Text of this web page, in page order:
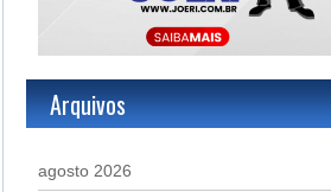
Arquivos
agosto 2026